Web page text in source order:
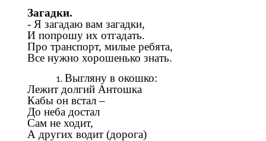
Загадки.
- Я загадаю вам загадки,
И попрошу их отгадать.
Про транспорт, милые ребята,
Все нужно хорошенько знать.
Выгляну в окошко:
Лежит долгий Антошка
Кабы он встал –
До неба достал
Сам не ходит,
А других водит (дорога)